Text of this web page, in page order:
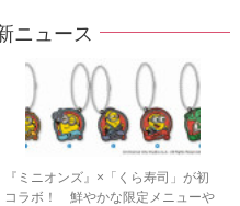
ニュース
『ミニオンズ』×「くら寿司」が初
コラボ！ 鮮やかな限定メニューや